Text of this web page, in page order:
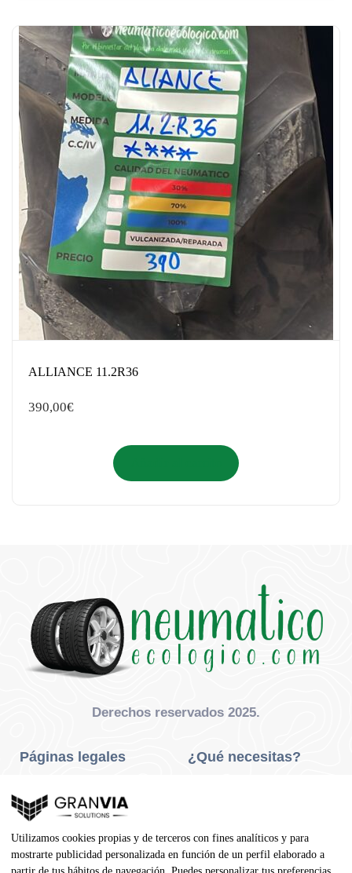
ALLIANCE 11.2R36
390,00€
Derechos reservados 2025.
Páginas legales
Privacidad Y Cookies
Aviso Legal
Condiciones De Compra
¿Qué necesitas?
Neumáticos Agrícola
Utilizamos cookies propias y de terceros con fines analíticos y para
mostrarte publicidad personalizada en función de un perfil elaborado a